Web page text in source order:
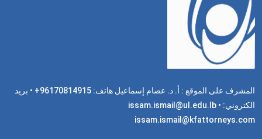
المشرف على الموقع : أ. د. عصام إسماعيل هاتف: 96170814915+ • بريد
الكتروني: issam.ismail@ul.edu.lb •
issam.ismail@kfattorneys.com